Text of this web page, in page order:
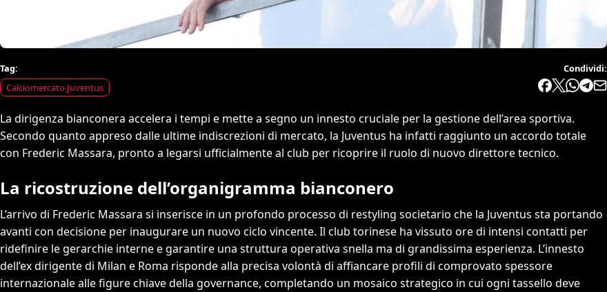
Tag:
Calciomercato Juventus
Condividi:
La dirigenza bianconera accelera i tempi e mette a segno un innesto cruciale per la gestione dell’area sportiva.
Secondo quanto appreso dalle ultime indiscrezioni di mercato, la Juventus ha infatti raggiunto un accordo totale
con Frederic Massara, pronto a legarsi ufficialmente al club per ricoprire il ruolo di nuovo direttore tecnico.
La ricostruzione dell’organigramma bianconero
L’arrivo di Frederic Massara si inserisce in un profondo processo di restyling societario che la Juventus sta portando
avanti con decisione per inaugurare un nuovo ciclo vincente. Il club torinese ha vissuto ore di intensi contatti per
ridefinire le gerarchie interne e garantire una struttura operativa snella ma di grandissima esperienza. L’innesto
dell’ex dirigente di Milan e Roma risponde alla precisa volontà di affiancare profili di comprovato spessore
internazionale alle figure chiave della governance, completando un mosaico strategico in cui ogni tassello deve